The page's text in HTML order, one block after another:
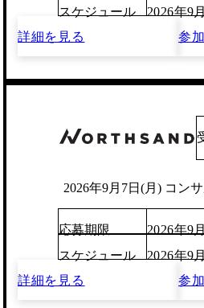
スケジュール
2026年9
詳細を見る
参
2026年9月7日(月) コン
応募期限
2026年9
スケジュール
2026年9
詳細を見る
参